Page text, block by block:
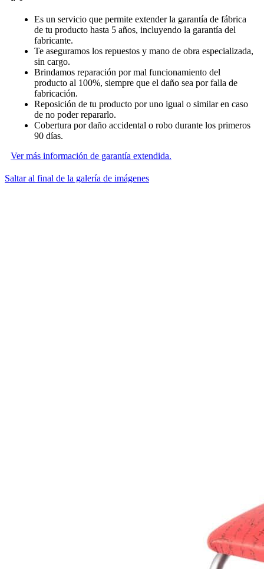
Es un servicio que permite extender la garantía de fábrica
de tu producto hasta 5 años, incluyendo la garantía del
fabricante.
Te aseguramos los repuestos y mano de obra especializada,
sin cargo.
Brindamos reparación por mal funcionamiento del
producto al 100%, siempre que el daño sea por falla de
fabricación.
Reposición de tu producto por uno igual o similar en caso
de no poder repararlo.
Cobertura por daño accidental o robo durante los primeros
90 días.
Ver más información de garantía extendida.
Saltar al final de la galería de imágenes